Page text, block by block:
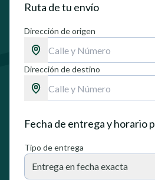
Ruta de tu envío
Dirección de origen
Dirección de destino
Fecha de entrega y horario
Tipo de entrega
Entrega en fecha exacta